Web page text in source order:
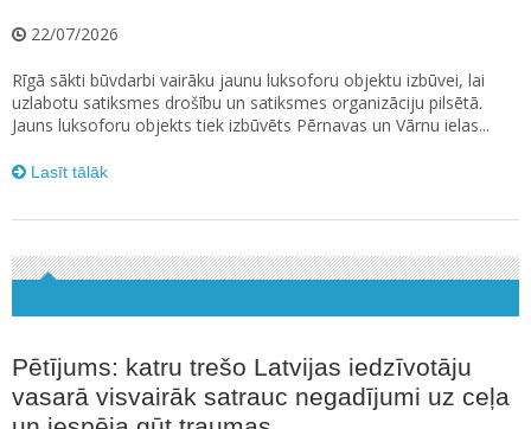
22/07/2026
Rīgā sākti būvdarbi vairāku jaunu luksoforu objektu izbūvei, lai
uzlabotu satiksmes drošību un satiksmes organizāciju pilsētā.
Jauns luksoforu objekts tiek izbūvēts Pērnavas un Vārnu ielas...
Lasīt tālāk
Pētījums: katru trešo Latvijas iedzīvotāju
vasarā visvairāk satrauc negadījumi uz ceļa